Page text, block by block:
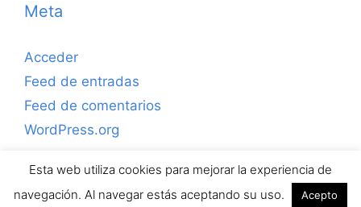
Meta
Acceder
Feed de entradas
Feed de comentarios
WordPress.org
Copyrihgt © 2026 ejerciciosdefutbolsala.com por José
Esta web utiliza cookies para mejorar la experiencia de
navegación. Al navegar estás aceptando su uso.
Acepto